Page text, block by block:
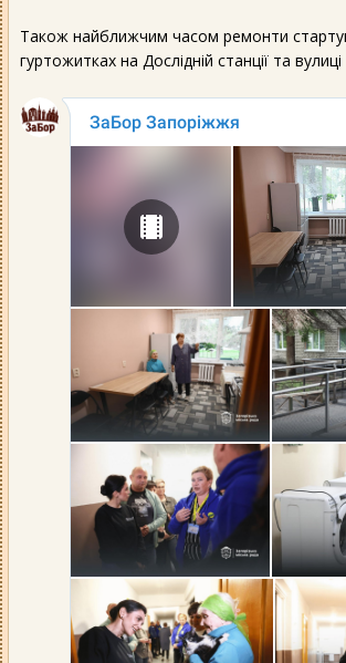
Також найближчим часом ремонти
гуртожитках на Дослідній станції та